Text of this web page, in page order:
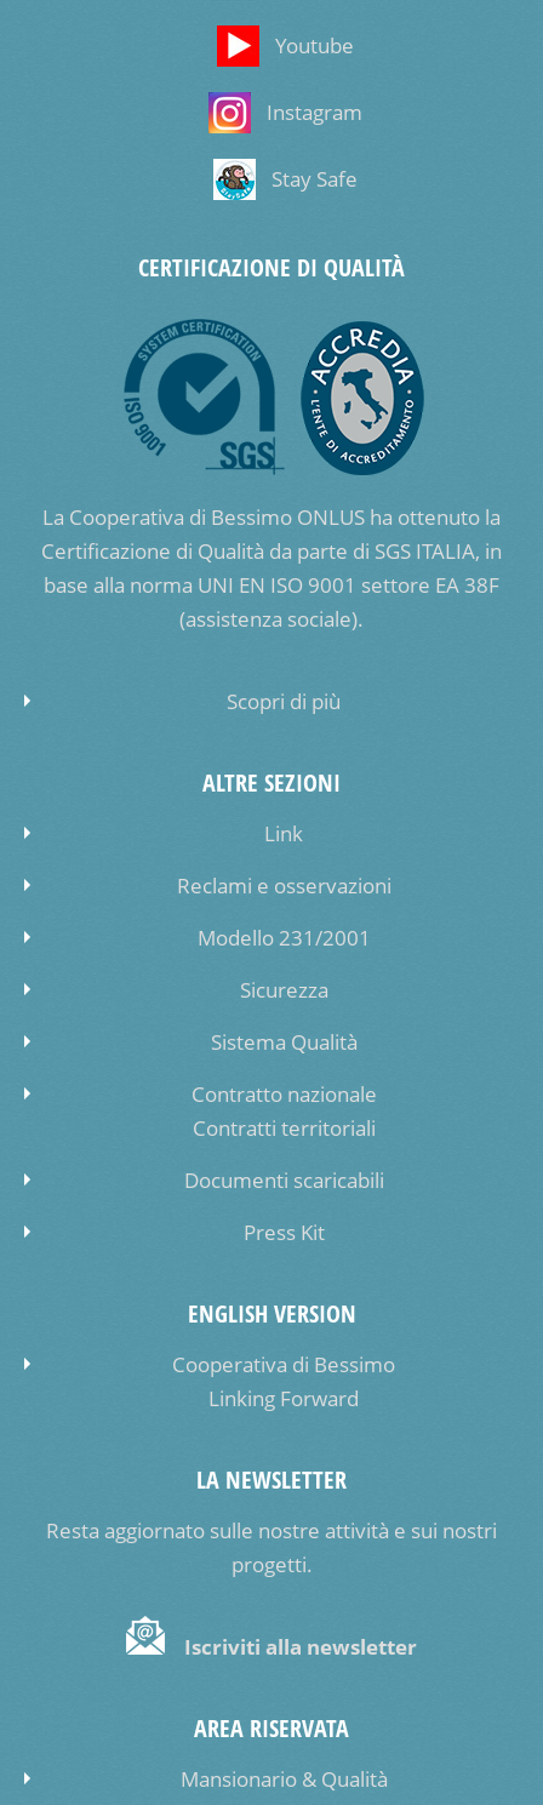
Youtube
Instagram
Stay Safe
CERTIFICAZIONE DI QUALITÀ
La Cooperativa di Bessimo ONLUS ha ottenuto la
Certificazione di Qualità da parte di SGS ITALIA, in
base alla norma UNI EN ISO 9001 settore EA 38F
(assistenza sociale).
Scopri di più
ALTRE SEZIONI
Link
Reclami e osservazioni
Modello 231/2001
Sicurezza
Sistema Qualità
Contratto nazionale
Contratti territoriali
Documenti scaricabili
Press Kit
ENGLISH VERSION
Cooperativa di Bessimo
Linking Forward
LA NEWSLETTER
Resta aggiornato sulle nostre attività e sui nostri
progetti.
Iscriviti alla newsletter
AREA RISERVATA
Mansionario & Qualità